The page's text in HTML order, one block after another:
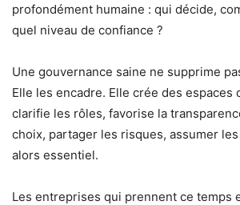
profondément humaine : qui décide,
quel niveau de confiance ?
Une gouvernance saine ne supprime
Elle les encadre. Elle crée des espaces
clarifie les rôles, favorise la
choix, partager les risques, assumer
alors essentiel.
Les entreprises qui prennent ce temps